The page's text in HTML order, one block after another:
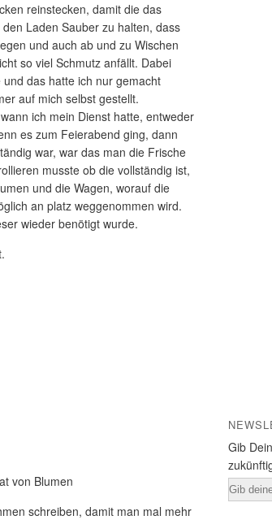
reinstecken, damit die das
Laden Sauber zu halten, dass
und auch ab und zu Wischen
so viel Schmutz anfällt. Dabei
das hatte ich nur gemacht
auf mich selbst gestellt.
ich mein Dienst hatte, entweder
es zum Feierabend ging, dann
war, war das man die Frische
musste ob die vollständig ist,
und die Wagen, worauf die
an platz weggenommen wird.
wieder benötigt wurde.
von Blumen
schreiben, damit man mal mehr
Gib
E-
Mail